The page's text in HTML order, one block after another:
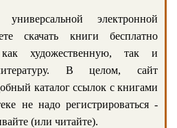
электронной
скачать книги бесплатно
художественную, так и
В целом, сайт
каталог ссылок с книгами
не надо регистрироваться -
(или читайте).